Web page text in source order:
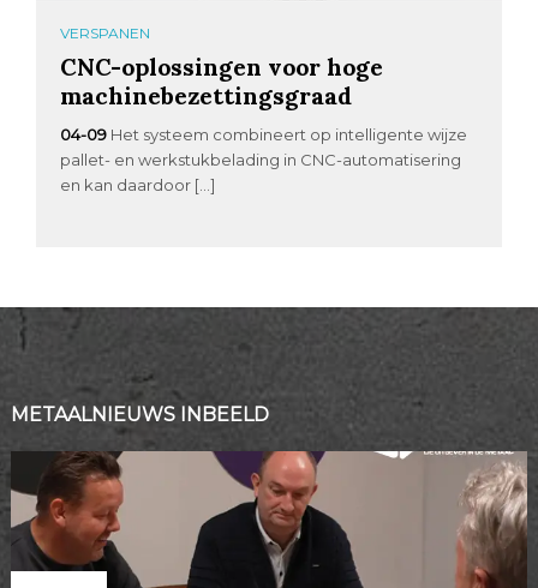
VERSPANEN
CNC-oplossingen voor hoge
machinebezettingsgraad
04-09 Het systeem combineert op intelligente wijze
pallet- en werkstukbelading in CNC-automatisering
en kan daardoor […]
METAALNIEUWS INBEELD